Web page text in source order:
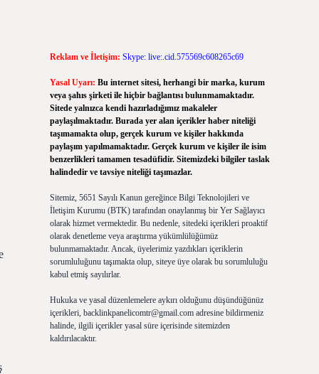
Reklam ve İletişim: Skype: live:.cid.575569c608265c69
Yasal Uyarı: Bu internet sitesi, herhangi bir marka, kurum
veya şahıs şirketi ile hiçbir bağlantısı bulunmamaktadır.
Sitede yalnızca kendi hazırladığımız makaleler
paylaşılmaktadır. Burada yer alan içerikler haber niteliği
taşımamakta olup, gerçek kurum ve kişiler hakkında
paylaşım yapılmamaktadır. Gerçek kurum ve kişiler ile isim
benzerlikleri tamamen tesadüfidir. Sitemizdeki bilgiler taslak
halindedir ve tavsiye niteliği taşımazlar.
Sitemiz, 5651 Sayılı Kanun gereğince Bilgi Teknolojileri ve
İletişim Kurumu (BTK) tarafından onaylanmış bir Yer Sağlayıcı
olarak hizmet vermektedir. Bu nedenle, sitedeki içerikleri proaktif
olarak denetleme veya araştırma yükümlülüğümüz
bulunmamaktadır. Ancak, üyelerimiz yazdıkları içeriklerin
sorumluluğunu taşımakta olup, siteye üye olarak bu sorumluluğu
kabul etmiş sayılırlar.
Hukuka ve yasal düzenlemelere aykırı olduğunu düşündüğünüz
içerikleri, backlinkpanelicomtr@gmail.comadresine bildirmeniz
halinde, ilgili içerikler yasal süre içerisinde sitemizden
kaldırılacaktır.